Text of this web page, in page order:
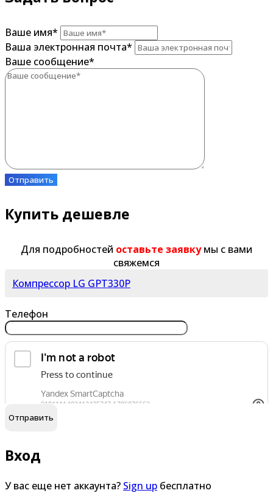
Ваше имя*
Ваша электронная почта*
Ваше сообщение*
Отправить
Купить дешевле
Для подробностей оставьте заявкумы с вами
свяжемся
Компрессор LG GPT330P
Телефон
Я согласен наобработку персональных данных
Вход
У вас еще нет аккаунта? Sign up бесплатно